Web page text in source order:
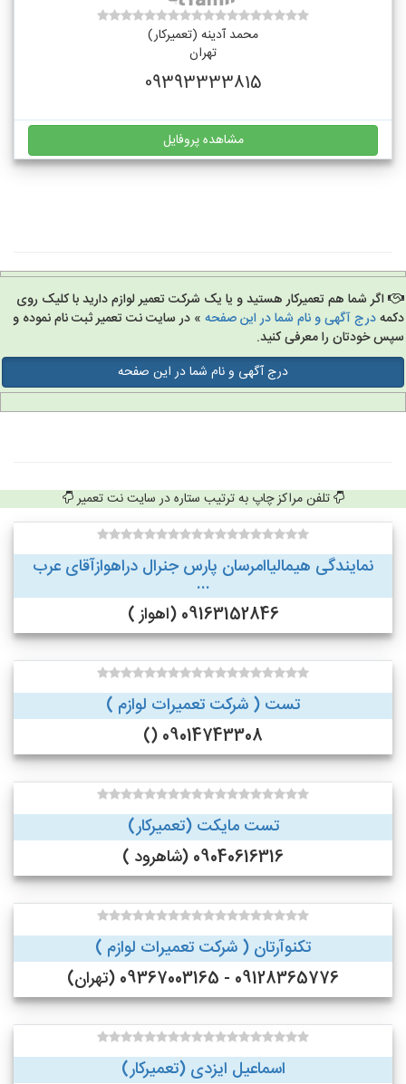
محمد آدینه (تعمیرکار)
تهران
09393333815
مشاهده پروفایل
اگر شما هم تعمیرکار هستید و یا یک شرکت تعمیر لوازم دارید با کلیک روی
درج آگهی و نام شما در این صفحه» در سایت نت تعمیر ثبت نام نموده و
خودتان را معرفی کنید.
درج آگهی و نام شما در این صفحه
تلفن مراکز چاپ به ترتیب ستاره در سایت نت تعمیر
نمایندگی هیمالیاامرسان پارس جنرال دراهوازآقای عرب
...
09163152846 (اهواز )
تست ( شرکت تعمیرات لوازم )
09014743308 ()
تست مایکت (تعمیرکار)
09040616316 (شاهرود )
تکنوآرتان ( شرکت تعمیرات لوازم )
09128365776 - 09367003165 (تهران)
اسماعیل ایزدی (تعمیرکار)